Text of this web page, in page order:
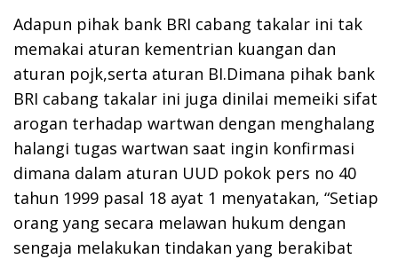
Adapun pihak bank BRI cabang takalar ini tak
memakai aturan kementrian kuangan dan
aturan pojk,serta aturan BI.Dimana pihak bank
BRI cabang takalar ini juga dinilai memeiki sifat
arogan terhadap wartwan dengan menghalang
halangi tugas wartwan saat ingin konfirmasi
dimana dalam aturan UUD pokok pers no 40
tahun 1999 pasal 18 ayat 1 menyatakan, “Setiap
orang yang secara melawan hukum dengan
sengaja melakukan tindakan yang berakibat